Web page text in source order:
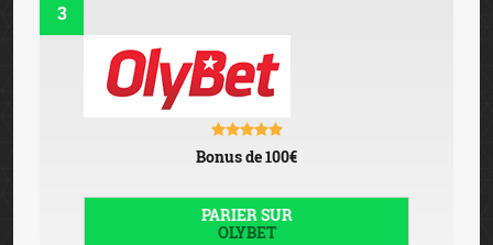
3
Bonus de 100€
PARIER SUR
OLYBET